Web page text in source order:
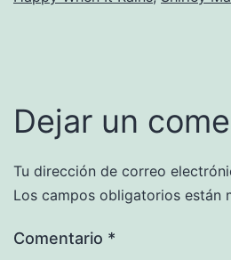
Dejar un
Tu dirección de correo
Los campos obligatorios están
Comentario *